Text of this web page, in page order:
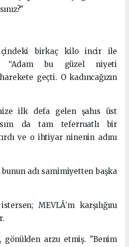
birkaç kilo incir ile
“Adam bu güzel niyeti
geçti. O kadıncağızın
ilk defa gelen şahıs üst
da tam teferruatlı bir
ve o ihtiyar ninenin adını
adı samimiyetten başka
MEVLÂ’m karşılığını
gönülden arzu etmiş. "Benim